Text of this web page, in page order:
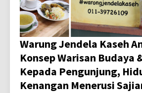
Warung Jendela Kaseh
Konsep Warisan Budaya
Kepada Pengunjung,
Kenangan Menerusi